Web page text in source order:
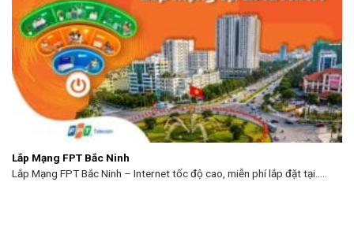
Lắp Mạng FPT Bắc Ninh
Lắp Mạng FPT Bắc Ninh – Internet tốc độ cao, miễn phí lắp đặt tại.....